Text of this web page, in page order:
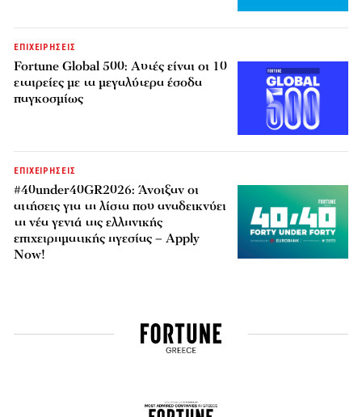
ΕΠΙΧΕΙΡΗΣΕΙΣ
Fortune Global 500: Αυτές είναι οι 10
εταιρείες με τα μεγαλύτερα έσοδα
παγκοσμίως
ΕΠΙΧΕΙΡΗΣΕΙΣ
#40under40GR2026: Άνοιξαν οι
αιτήσεις για τη λίστα που αναδεικνύει
τη νέα γενιά της ελληνικής
επιχειρηματικής ηγεσίας – Apply
Now!